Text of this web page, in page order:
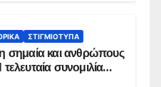
ΣΤΙΓΜΙΌΤΥΠΑ
σημαία και ανθρώπους
συνομιλία